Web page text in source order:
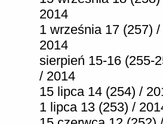
2014
1 września 17 (257) /
2014
sierpień 15-16 (255-
/ 2014
15 lipca 14 (254) /
1 lipca 13 (253) /